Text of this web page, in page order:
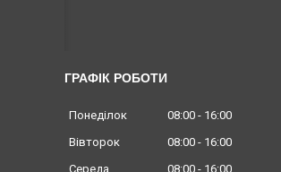
ГРАФІК РОБОТИ
Понеділок 08:00
16:00
Вівторок
08:00
16:00
Середа
08:00 16:00